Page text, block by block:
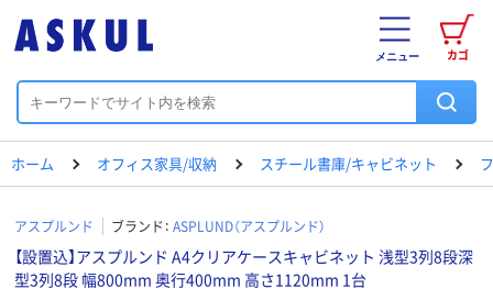
カゴ
メニュー
ホーム オフィス家具/収納 スチール書庫/キャビネット
アスプルンド ブランド： ASPLUND（アスプルンド）
【設置込】アスプルンド A4クリアケースキャビネット 浅型3列8段深
型3列8段 幅800mm 奥行400mm 高さ1120mm 1台